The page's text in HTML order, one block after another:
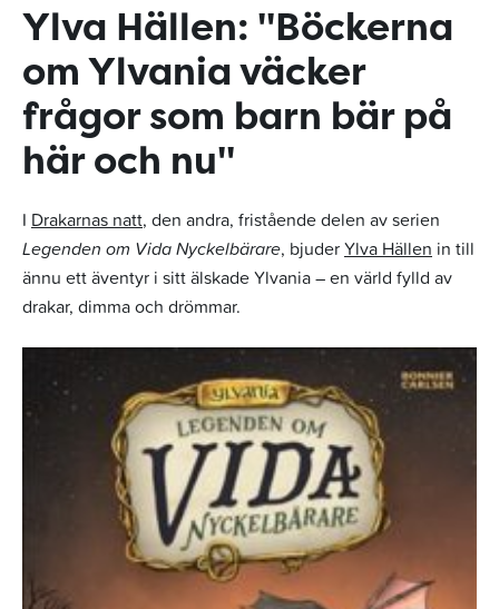
Ylva Hällen: "Böckerna
om Ylvania väcker
frågor som barn bär på
här och nu"
I Drakarnas natt, den andra, fristående delen av serien
Legenden om Vida Nyckelbärare, bjuderYlva Hällen in till
ännu ett äventyr i sitt älskade Ylvania – en värld fylld av
drakar, dimma och drömmar.